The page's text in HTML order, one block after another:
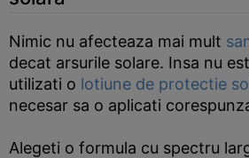
Nimic nu afecteaza mai mult
decat arsurile solare. Insa nu
utilizati o lotiune de protectie
necesar sa o aplicati
Alegeti o formula cu spectru